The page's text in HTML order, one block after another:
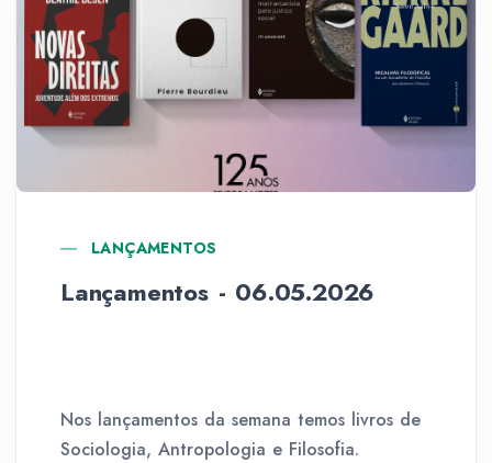
LANÇAMENTOS
Lançamentos - 06.05.2026
Nos lançamentos da semana temos livros de
Sociologia, Antropologia e Filosofia.